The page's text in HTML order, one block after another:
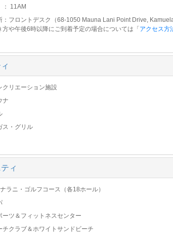
11AM
：フロントデスク（68-1050 Mauna Lani Point Drive,
方や午後6時以降にご到着予定の場合については「アクセス方
クリエーション施設
ナ
ス・グリル
ィ
ラニ・ゴルフコース（各18ホール）
ーツ＆フィットネスセンター
チクラブ＆ホワイトサンドビーチ